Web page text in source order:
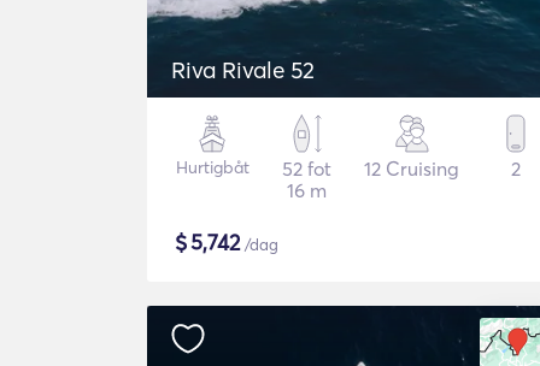
Riva Rivale 52
Hurtigbåt
52 fot
16 m
12 Cruising 2
$5,742/dag